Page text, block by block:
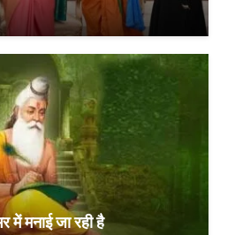
में मनाई जा रही है